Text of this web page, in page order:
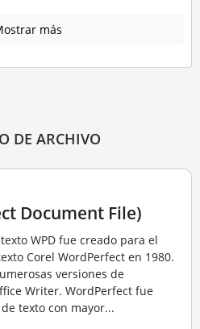
más
DE ARCHIVO
Document File)
WPD fue creado para el
Corel WordPerfect en 1980.
versiones de
Writer. WordPerfect fue
texto con mayor...